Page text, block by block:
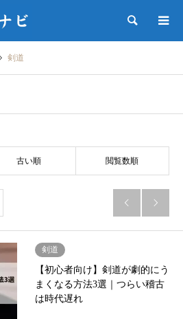
検索
剣道
古い順 閲覧数順
 
剣道
【初心者向け】剣道が劇的にう
まくなる方法3選｜つらい稽古
は時代遅れ